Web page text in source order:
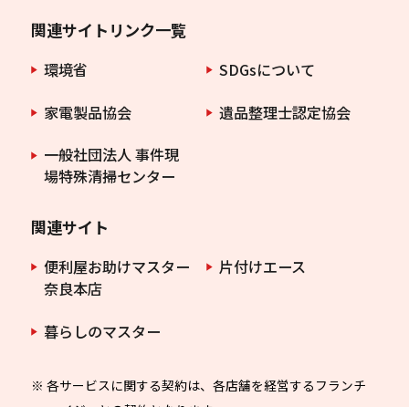
関連サイトリンク一覧
環境省
SDGsについて
家電製品協会
遺品整理士認定協会
一般社団法人 事件現
場特殊清掃センター
関連サイト
便利屋お助けマスター
奈良本店
片付けエース
暮らしのマスター
※ 各サービスに関する契約は、各店舗を経営するフランチ